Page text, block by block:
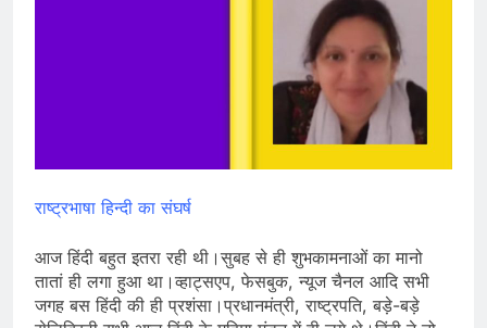
राष्ट्रभाषा हिन्दी का संघर्ष
आज हिंदी बहुत इतरा रही थी।सुबह से ही शुभकामनाओं का मानो
तातां ही लगा हुआ था।व्हाट्सएप, फेसबुक, न्यूज चैनल आदि सभी
जगह बस हिंदी की ही प्रशंसा।प्रधानमंत्री, राष्ट्रपति, बड़े-बड़े